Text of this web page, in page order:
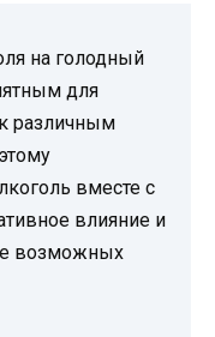
на голодный
для
различным
вместе с
влияние и
возможных